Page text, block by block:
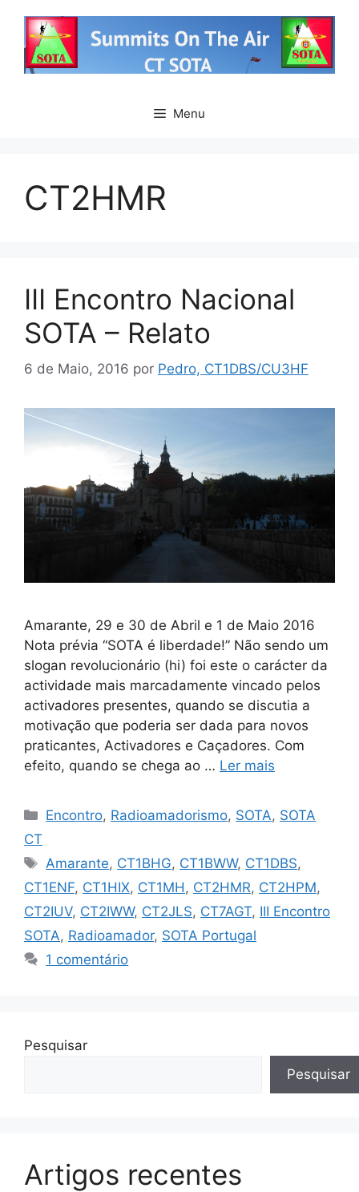
conteúdo
Menu
CT2HMR
III Encontro Nacional
SOTA – Relato
6 de Maio, 2016 por Pedro, CT1DBS/CU3HF
Amarante, 29 e 30 de Abril e 1 de Maio 2016
Nota prévia “SOTA é liberdade!” Não sendo um
slogan revolucionário (hi) foi este o carácter da
actividade mais marcadamente vincado pelos
activadores presentes, quando se discutia a
motivação que poderia ser dada para novos
praticantes, Activadores e Caçadores. Com
efeito, quando se chega ao … Ler mais
Categorias
Encontro, Radioamadorismo, SOTA, SOTA
CT
Etiquetas
Amarante, CT1BHG, CT1BWW, CT1DBS,
CT1ENF, CT1HIX, CT1MH , CT2HMR, CT2HPM,
CT2IUV, CT2IWW, CT2JLS, CT7AGT, III Encontro
SOTA, Radioamador, SOTA Portugal
1 comentário
Pesquisar
Pesquisar
Artigos recentes